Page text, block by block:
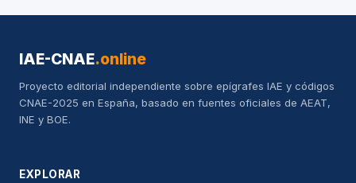
IAE-CNAE.online
Proyecto editorial independiente sobre epígrafes IAE y códigos
CNAE-2025 en España, basado en fuentes oficiales de AEAT,
INE y BOE.
EXPLORAR